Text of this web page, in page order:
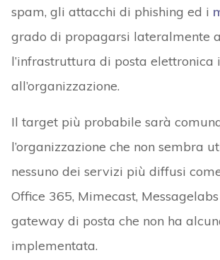
spam, gli attacchi di phishing ed i
grado di propagarsi lateralmente
l’infrastruttura di posta elettronica
all’organizzazione.
Il target più probabile sarà
l’organizzazione che non sembra
nessuno dei servizi più diffusi
Office 365, Mimecast,
gateway di posta che non ha
implementata.